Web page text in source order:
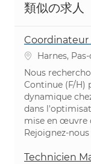
類似の求人
Coordinateur
場所Harnes,
Nous
Continue (F/H)
dynamique
dans
mise en œuvre
Rejoignez-
Technicien